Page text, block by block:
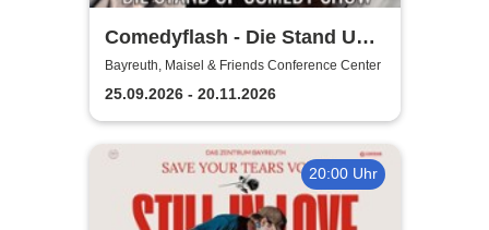
Comedyflash - Die Stand Up
Comedy Show
Bayreuth, Maisel & Friends Conference Center
25.09.2026 - 20.11.2026
20:00 Uhr